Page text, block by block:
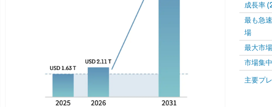
成長率
最も急
場
最大市場
市場集
主要プ
画像 ©
画像 © Mordor Intelligence。再利用にはCC BY 4.0の表示が